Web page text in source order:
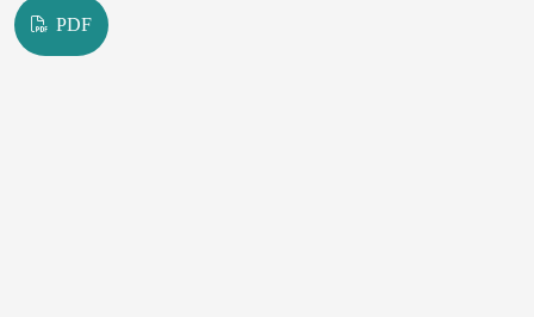
государственной бесплатной юридической помощи.
Актуализируется необходимость дальнейшего развития
PDF